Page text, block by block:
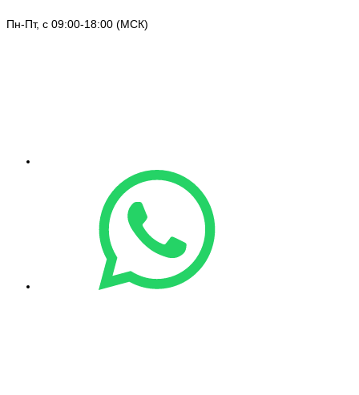
Пн-Пт, с 09:00-18:00 (МСК)